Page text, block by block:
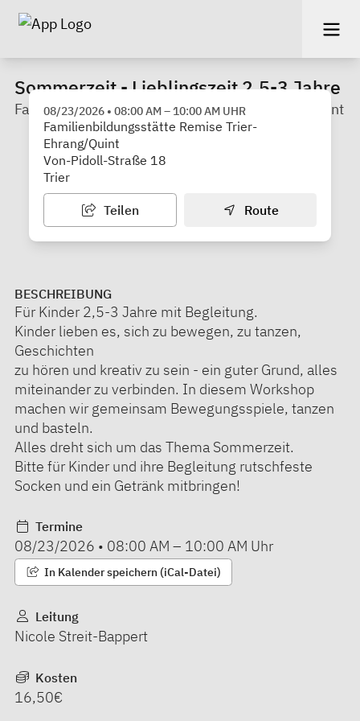
Sommerzeit - Lieblingszeit 2,5-3 Jahre
Familienbildungsstätte Remise Trier-Ehrang/Quint
08/23/2026 • 08:00 AM– 10:00 AM UHR
Familienbildungsstätte Remise Trier-
Ehrang/Quint
Von-Pidoll-Straße 18
Trier
Teilen Route
BESCHREIBUNG
Für Kinder 2,5-3 Jahre mit Begleitung.
Kinder lieben es, sich zu bewegen, zu tanzen,
Geschichten
zu hören und kreativ zu sein - ein guter Grund, alles
miteinander zu verbinden. In diesem Workshop
machen wir gemeinsam Bewegungsspiele, tanzen
und basteln.
Alles dreht sich um das Thema Sommerzeit.
Bitte für Kinder und ihre Begleitung rutschfeste
Socken und ein Getränk mitbringen!
Termine
08/23/2026 • 08:00 AM – 10:00 AM Uhr
In Kalender speichern (iCal-Datei)
Leitung
Nicole Streit-Bappert
Kosten
16,50€